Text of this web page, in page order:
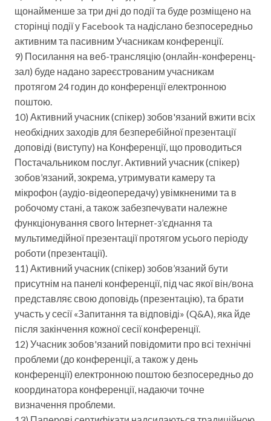
щонайменше за три дні до події та буде розміщено на
сторінці події у Facebook та надіслано безпосередньо
активним та пасивним Учасникам конференції.
9) Посилання на веб-трансляцію (онлайн-конференц-
зал) буде надано зареєстрованим учасникам
протягом 24 годин до конференції електронною
поштою.
10) Активний учасник (спікер) зобов'язаний вжити всіх
необхідних заходів для безперебійної презентації
доповіді (виступу) на Конференції, що проводиться
Постачальником послуг. Активний учасник (спікер)
зобов’язаний, зокрема, утримувати камеру та
мікрофон (аудіо-відеопередачу) увімкненими та в
робочому стані, а також забезпечувати належне
функціонування свого Інтернет-з’єднання та
мультимедійної презентації протягом усього періоду
роботи (презентації).
11) Активний учасник (спікер) зобов’язаний бути
присутнім на панелі конференції, під час якої він/вона
представляє свою доповідь (презентацію), та брати
участь у сесії «Запитання та відповіді» (Q&A), яка йде
після закінчення кожної сесії конференції.
12) Учасник зобов'язаний повідомити про всі технічні
проблеми (до конференції, а також у день
конференції) електронною поштою безпосередньо до
координатора конференції, надаючи точне
визначення проблеми.